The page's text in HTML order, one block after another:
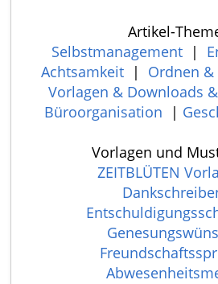
Artikel-
Selbstmanagement |
Achtsamkeit| Ordnen
Vorlagen & Downloads
Büroorganisation |
Vorlagen und
ZEITBLÜTEN